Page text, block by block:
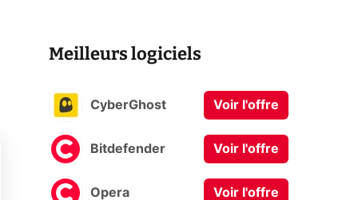
Meilleurs logiciels
CyberGhost Voir l'offre
Bitdefender Voir l'offre
Opera Voir l'offre